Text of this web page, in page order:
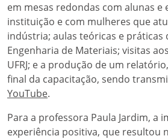
em mesas redondas com alunas e
instituição e com mulheres que
indústria; aulas teóricas e práticas
Engenharia de Materiais; visitas
UFRJ; e a produção de um
final da capacitação, sendo
YouTube.
Para a professora Paula Jardim, a
experiência positiva, que resultou